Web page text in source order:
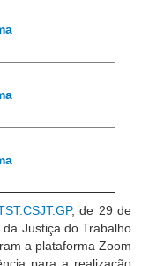
, de 29 de
Justiça do Trabalho
a plataforma Zoom